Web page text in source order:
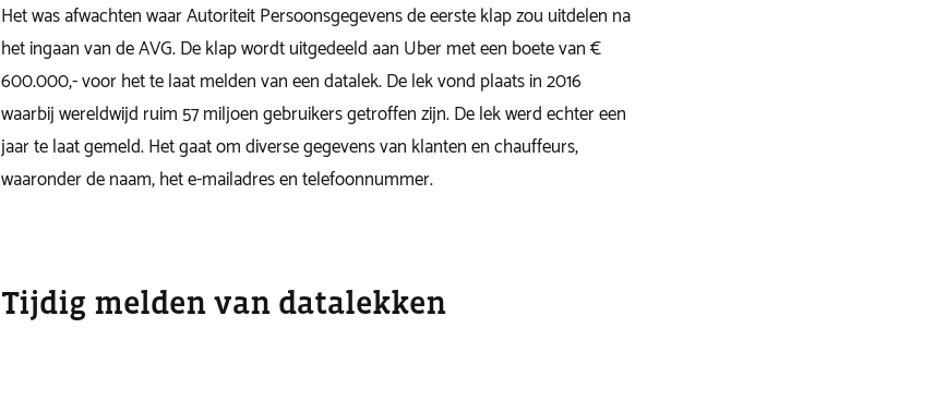
Het was afwachten waar Autoriteit Persoonsgegevens de eerste klap zou uitdelen na
het ingaan van de AVG. De klap wordt uitgedeeld aan Uber met een boete van €
600.000,- voor het te laat melden van een datalek. De lek vond plaats in 2016
waarbij wereldwijd ruim 57 miljoen gebruikers getroffen zijn. De lek werd echter een
jaar te laat gemeld. Het gaat om diverse gegevens van klanten en chauffeurs,
waaronder de naam, het e-mailadres en telefoonnummer.
Tijdig melden van datalekken